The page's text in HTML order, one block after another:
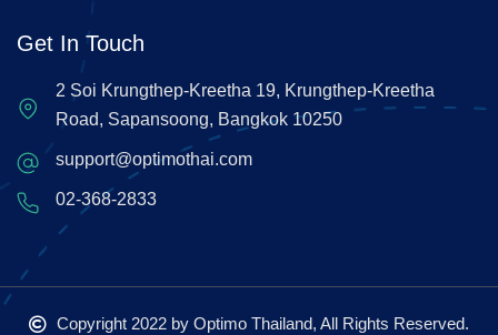
Get In Touch
2 Soi Krungthep-Kreetha 19, Krungthep-Kreetha
Road, Sapansoong, Bangkok 10250
support@optimothai.com
02-368-2833
Copyright 2022 by Optimo Thailand, All Rights Reserved.